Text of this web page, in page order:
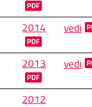
2014 vedi
2013 vedi
2012